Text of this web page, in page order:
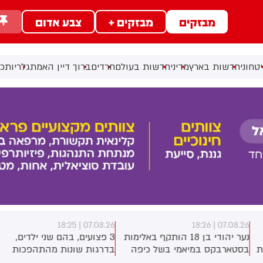
מבזקים מבזקים + צבע אדום
חדשות בארץמדיניחדשות בעולםחרדיםברוך דיין האמתגלריות
07.08.26 | 18:26
נער יהודי בן 18 הותקף באלימות
במיאמי בשל כיפה
07.08.26 | 18:25
3 פצועים, בהם שני ילדים,
בדרגות שונות מהתהפכות